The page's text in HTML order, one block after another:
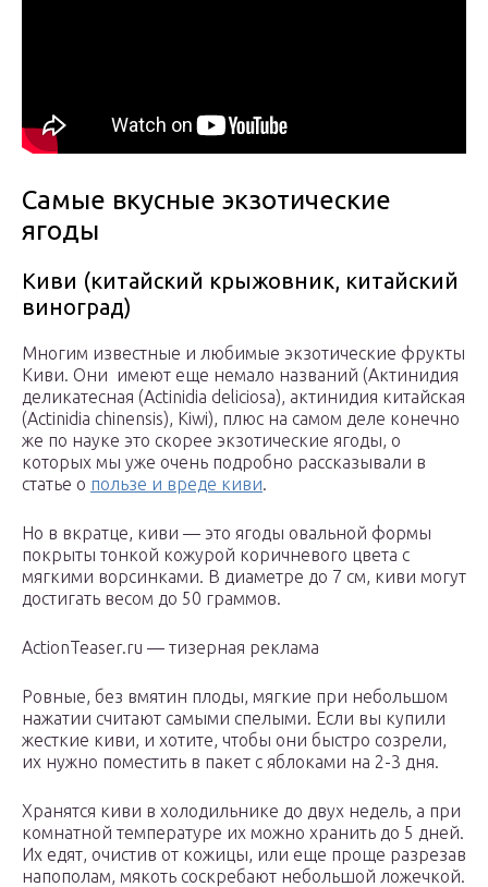
Самые вкусные экзотические
ягоды
Киви (китайский крыжовник, китайский
виноград)
Многим известные и любимые экзотические фрукты
Киви. Они имеют еще немало названий (Актинидия
деликатесная (Actinidia deliciosa), актинидия китайская
(Actinidia chinensis), Kiwi), плюс на самом деле конечно
же по науке это скорее экзотические ягоды, о
которых мы уже очень подробно рассказывали в
статье о пользе и вреде киви.
Но в вкратце, киви — это ягоды овальной формы
покрыты тонкой кожурой коричневого цвета с
мягкими ворсинками. В диаметре до 7 см, киви могут
достигать весом до 50 граммов.
ActionTeaser.ru — тизерная реклама
Ровные, без вмятин плоды, мягкие при небольшом
нажатии считают самыми спелыми. Если вы купили
жесткие киви, и хотите, чтобы они быстро созрели,
их нужно поместить в пакет с яблоками на 2-3 дня.
Хранятся киви в холодильнике до двух недель, а при
комнатной температуре их можно хранить до 5 дней.
Их едят, очистив от кожицы, или еще проще разрезав
напополам, мякоть соскребают небольшой ложечкой.